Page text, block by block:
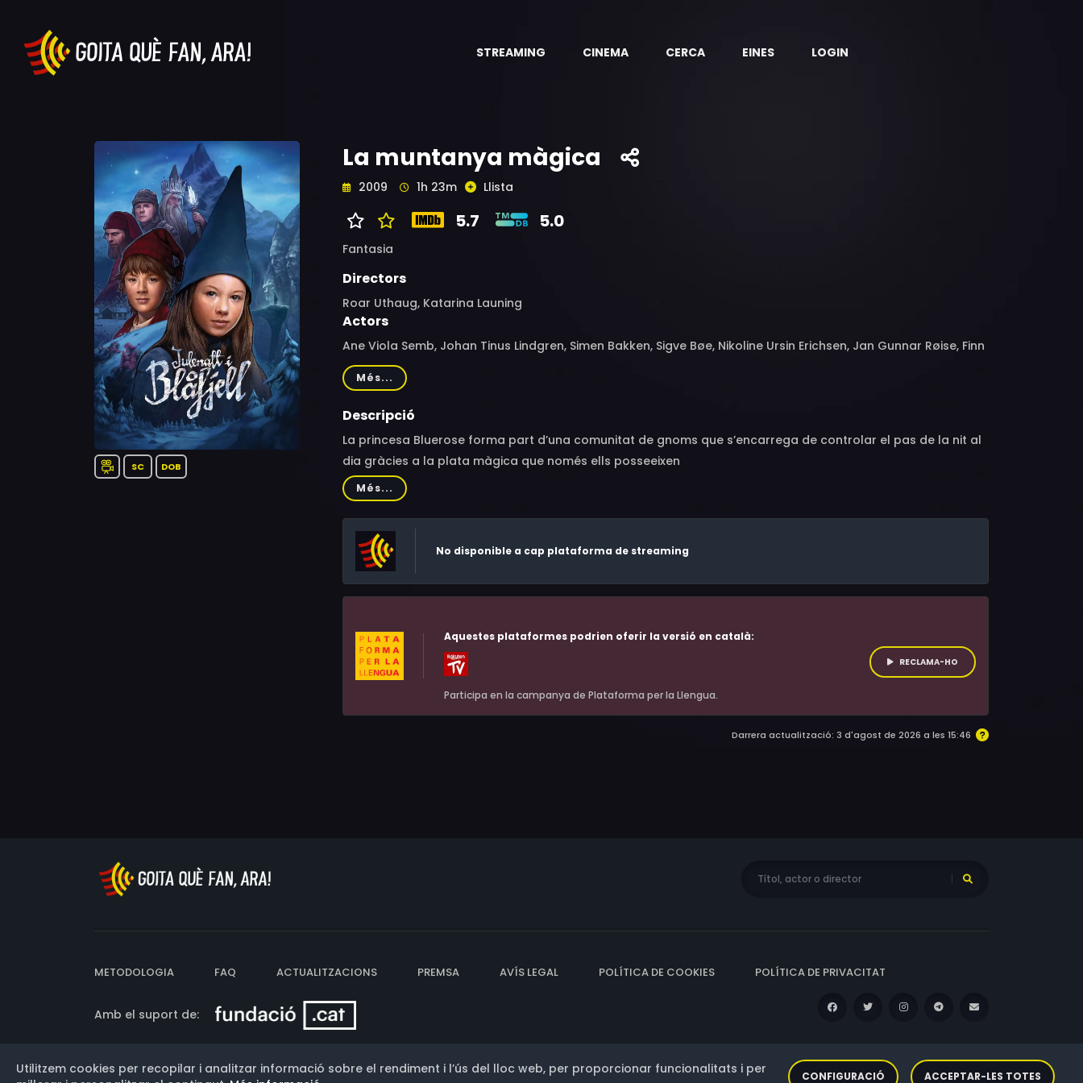
STREAMING CINEMA CERCA EINES LOGIN
SC DOB
La muntanya màgica
2009 1h 23m Llista
5.7 5.0
Fantasia
Directors
Roar Uthaug, Katarina Launing
Actors
Ane Viola Semb, Johan Tinus Lindgren, Simen Bakken, Sigve Bøe, Nikoline Ursin Erichsen, Jan Gunnar Røise, Finn
Schau, Martin Slaatto, Knut Walle, Kyrre Hellum, Sigmund Sæverud, Rolf Kristian Larsen, Lillian Lydersen, Kari
Ann Grønsund, Johanna Mørck, Maria Annette Tanderød Berglyd, Aurora Claes Digerud, Kirsten Høeg, Hedda
Austad Lindgren
Més...
Descripció
La princesa Bluerose forma part d’una comunitat de gnoms que s’encarrega de controlar el pas de la nit al
dia gràcies a la plata màgica que només ells posseeixen
Més...
No disponible a cap plataforma de streaming
Aquestes plataformes podrien oferir la versió en català:
Participa en la campanya de Plataforma per la Llengua.
RECLAMA-HO
Darrera actualització: 3 d'agost de 2026 a les 15:46
METODOLOGIA FAQ ACTUALITZACIONS PREMSA AVÍS LEGAL POLÍTICA DE COOKIES POLÍTICA DE PRIVACITAT
Amb el suport de:
Versió: 3.13.0.202607011342
Utilitzem cookies per recopilar i analitzar informació sobre el rendiment i l’ús del lloc web, per proporcionar funcionalitats i per
CONFIGURACIÓ ACCEPTAR-LES TOTES